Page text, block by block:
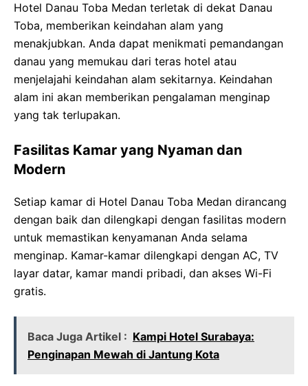
Hotel Danau Toba Medan terletak di dekat Danau
Toba, memberikan keindahan alam yang
menakjubkan. Anda dapat menikmati pemandangan
danau yang memukau dari teras hotel atau
menjelajahi keindahan alam sekitarnya. Keindahan
alam ini akan memberikan pengalaman menginap
yang tak terlupakan.
Fasilitas Kamar yang Nyaman dan
Modern
Setiap kamar di Hotel Danau Toba Medan dirancang
dengan baik dan dilengkapi dengan fasilitas modern
untuk memastikan kenyamanan Anda selama
menginap. Kamar-kamar dilengkapi dengan AC, TV
layar datar, kamar mandi pribadi, dan akses Wi-Fi
gratis.
Baca Juga Artikel : Kampi Hotel Surabaya:
Penginapan Mewah di Jantung Kota